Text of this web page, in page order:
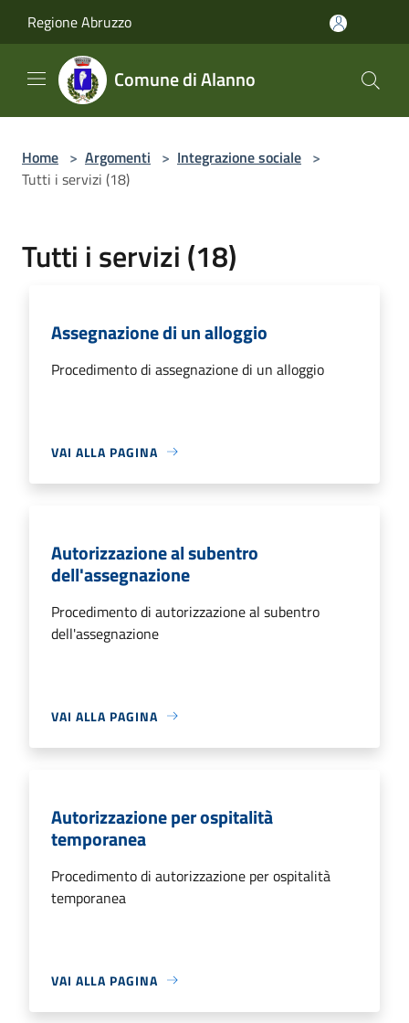
Regione Abruzzo
Comune di Alanno
Home > Argomenti > Integrazione sociale >
Tutti i servizi (18)
Tutti i servizi (18)
Assegnazione di un alloggio
Procedimento di assegnazione di un alloggio
VAI ALLA PAGINA
Autorizzazione al subentro
dell'assegnazione
Procedimento di autorizzazione al subentro
dell'assegnazione
VAI ALLA PAGINA
Autorizzazione per ospitalità
temporanea
Procedimento di autorizzazione per ospitalità
temporanea
VAI ALLA PAGINA